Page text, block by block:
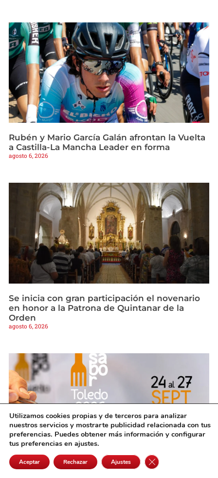
Rubén y Mario García Galán afrontan la Vuelta
a Castilla-La Mancha Leader en forma
agosto 6, 2026
Se inicia con gran participación el novenario
en honor a la Patrona de Quintanar de la
Orden
agosto 6, 2026
Más de 60 productores confirman ya su
Utilizamos cookies propias y de terceros para analizar
nuestros servicios y mostrarte publicidad relacionada con tus
preferencias. Puedes obtener más información y configurar
tus preferencias en ajustes.
Aceptar Rechazar Ajustes Cerrar el banner de